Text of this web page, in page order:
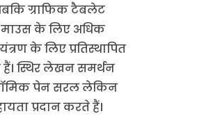
ग्राफिक टैबलेट
माउस के लिए अधिक
के लिए प्रतिस्थापित
स्थिर लेखन समर्थन
पेन सरल लेकिन
प्रदान करते हैं।